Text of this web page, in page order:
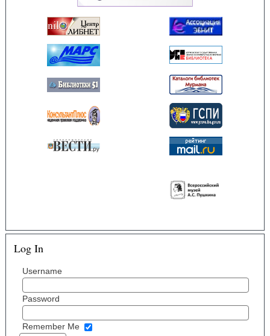
Log In
Username
Password
Remember Me